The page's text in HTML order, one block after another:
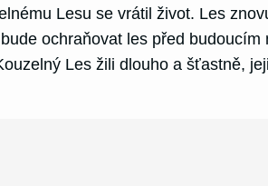
Lesu se vrátil život. Les
ochraňovat les před
Les žili dlouho a šťastně,